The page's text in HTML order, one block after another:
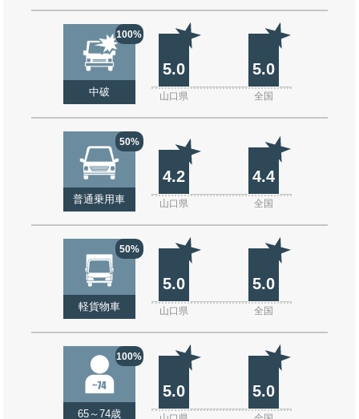
100%
中破
5.0 5.0
山口県 全国
50%
普通乗用車
4.2 4.4
山口県 全国
50%
軽貨物車
5.0 5.0
山口県 全国
100%
65～74歳
5.0 5.0